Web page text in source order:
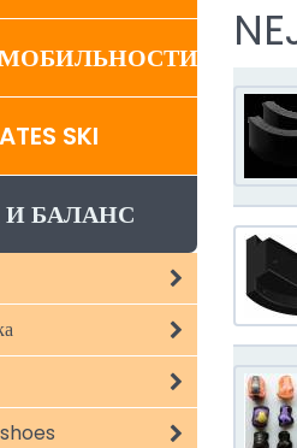
SKI
БАЛАНС